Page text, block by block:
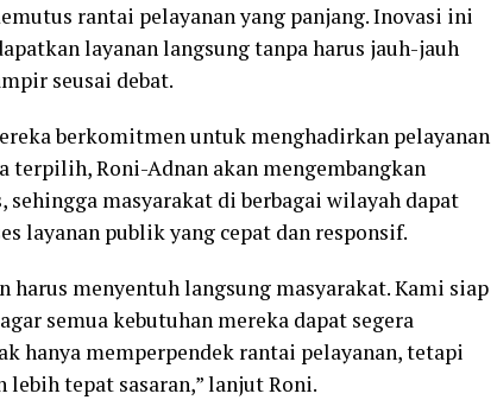
rantai pelayanan yang panjang. Inovasi ini
layanan langsung tanpa harus jauh-jauh
seusai debat.
berkomitmen untuk menghadirkan pelayanan
terpilih, Roni-Adnan akan mengembangkan
masyarakat di berbagai wilayah dapat
layanan publik yang cepat dan responsif.
harus menyentuh langsung masyarakat. Kami siap
semua kebutuhan mereka dapat segera
hanya memperpendek rantai pelayanan, tetapi
tepat sasaran,” lanjut Roni.